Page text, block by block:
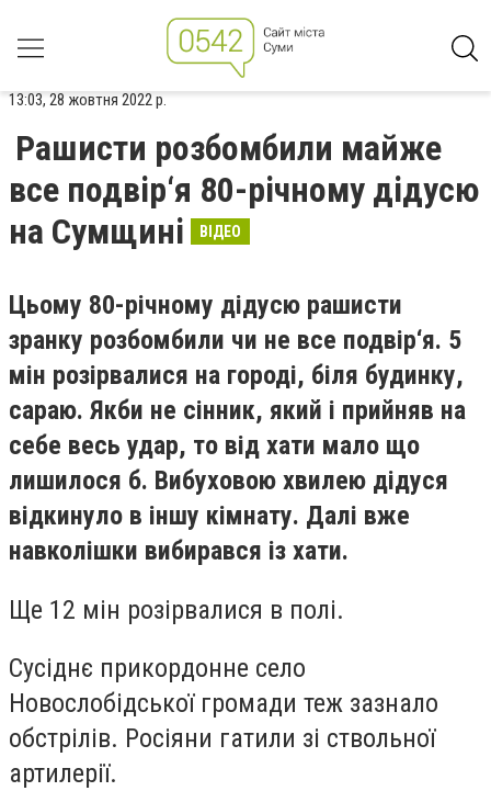
13:03, 28 жовтня 2022 р.
Рашисти розбомбили майже
все подвір‘я 80-річному дідусю
на Сумщині
ВІДЕО
Цьому 80-річному дідусю рашисти
зранку розбомбили чи не все подвір‘я. 5
мін розірвалися на городі, біля будинку,
сараю. Якби не сінник, який і прийняв на
себе весь удар, то від хати мало що
лишилося б. Вибуховою хвилею дідуся
відкинуло в іншу кімнату. Далі вже
навколішки вибирався із хати.
Ще 12 мін розірвалися в полі.
Сусіднє прикордонне село
Новослобідської громади теж зазнало
обстрілів. Росіяни гатили зі ствольної
артилерії.